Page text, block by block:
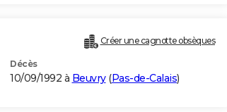
Créer une cagnotte obsèques
Décès
10/09/1992 à Beuvry(Pas-de-Calais)